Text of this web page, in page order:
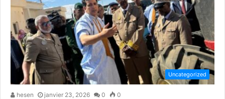
Uncategorized
hesen janvier 23, 2026 0 0